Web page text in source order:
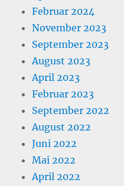
Februar 2024
November 2023
September 2023
August 2023
April 2023
Februar 2023
September 2022
August 2022
Juni 2022
Mai 2022
April 2022